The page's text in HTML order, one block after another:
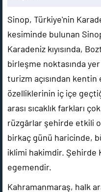
Sinop, Türkiye'nin
kesiminde bulunan
Karadeniz kıyısında,
birleşme noktasında
turizm açısından
özelliklerinin iç içe
arası sıcaklık farkları
rüzgârlar şehirde etkili
birkaç günü haricinde,
iklimi hakimdir. Şehirde
egemendir.
Kahramanmaraş, halk